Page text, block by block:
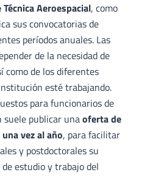
Aeroespacial, como
sus convocatorias de
períodos anuales. Las
de la necesidad de
como de los diferentes
esté trabajando.
para funcionarios de
suele publicar unaoferta de
vez al año, para facilitar
y postdoctorales su
estudio y trabajo del